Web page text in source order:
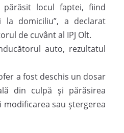
locul faptei, fiind
la domiciliu”, a declarat
de cuvânt al IPJ Olt.
auto, rezultatul
a fost deschis un dosar
din culpă și părăsirea
sau ștergerea